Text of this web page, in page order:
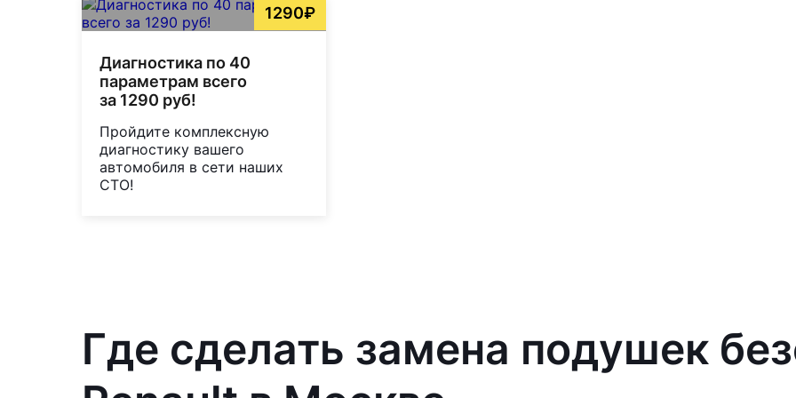
1290₽
Диагностика по 40
параметрам всего
за 1290 руб!
Пройдите комплексную
диагностику вашего
автомобиля в сети наших
СТО!
Где сделать замена подушек